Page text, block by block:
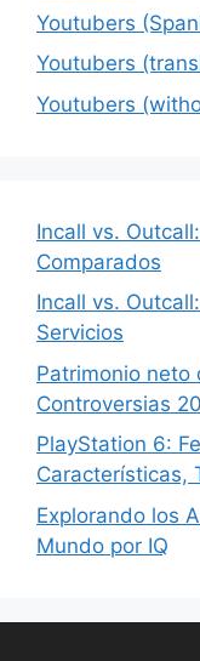
Youtubers
Youtubers
Youtubers
Incall vs.
Comparados
Incall vs.
Servicios
Patrimonio neto
Controversias
PlayStation 6:
Características,
Explorando los
Mundo por IQ